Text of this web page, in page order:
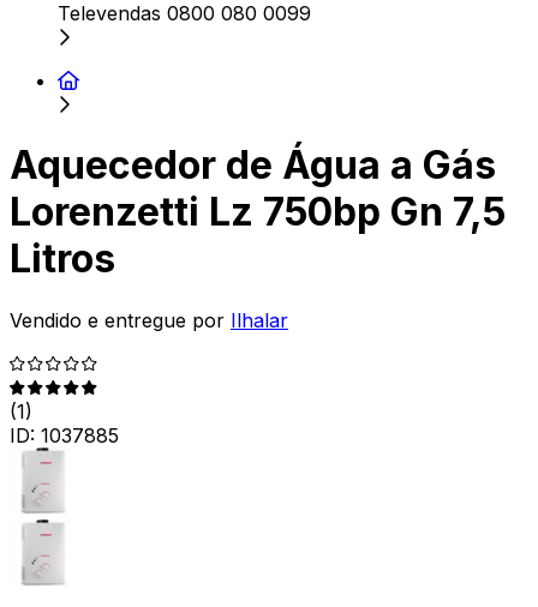
Televendas 0800 080 0099
Aquecedor de Água a Gás
Lorenzetti Lz 750bp Gn 7,5
Litros
Vendido e entregue por Ilhalar
(1)
ID: 1037885